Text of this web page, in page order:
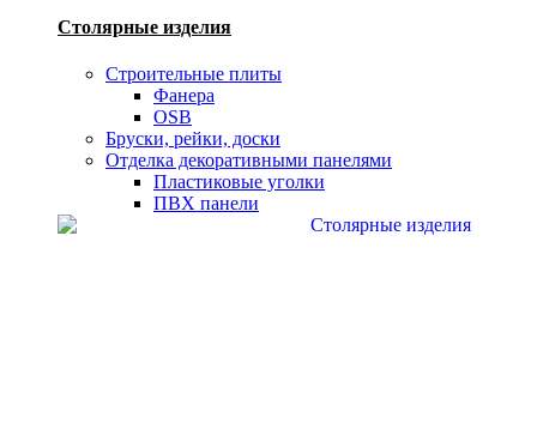
Столярные изделия
Строительные плиты
Фанера
OSB
Бруски, рейки, доски
Отделка декоративными панелями
Пластиковые уголки
ПВХ панели